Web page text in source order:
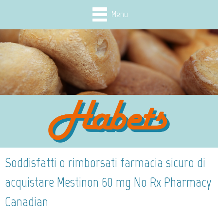
Menu
Soddisfatti o rimborsati farmacia sicuro di
acquistare Mestinon 60 mg No Rx Pharmacy
Canadian